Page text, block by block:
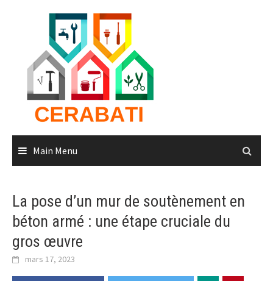
Main Menu
La pose d’un mur de soutènement en
béton armé : une étape cruciale du
gros œuvre
mars 17, 2023